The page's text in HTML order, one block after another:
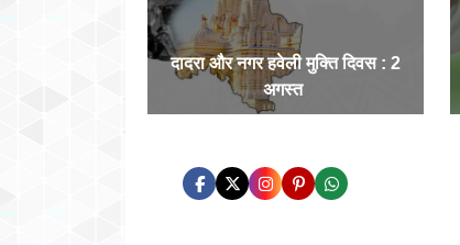
दादरा और नगर हवेली मुक्ति दिवस : 2
अगस्त